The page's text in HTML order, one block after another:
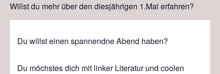
Willst du mehr über den diesjährigen 1.Mai erfahren?
Du willst einen spannendne Abend haben?
Du möchstes dich mit linker Literatur und coolen